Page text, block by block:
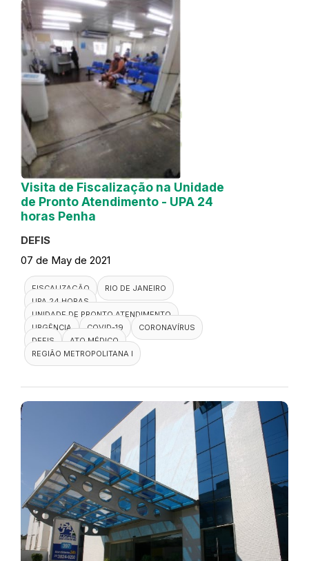
Visita de Fiscalização na Unidade
de Pronto Atendimento - UPA 24
horas Penha
DEFIS
07 de May de 2021
FISCALIZAÇÃO
RIO DE JANEIRO
UPA 24 HORAS
UNIDADE DE PRONTO ATENDIMENTO
URGÊNCIA
COVID-19
CORONAVÍRUS
DEFIS
ATO MÉDICO
REGIÃO METROPOLITANA I